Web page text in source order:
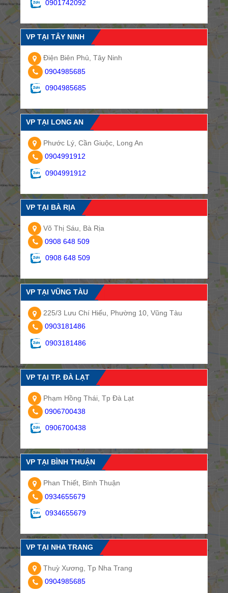
0901742092
VP TẠI TÂY NINH
Điện Biên Phủ, Tây Ninh
0904985685
0904985685
VP TẠI LONG AN
Phước Lý, Cần Giuộc, Long An
0904991912
0904991912
VP TẠI BÀ RỊA
Võ Thị Sáu, Bà Rịa
0908 648 509
0908 648 509
VP TẠI VŨNG TÀU
225/3 Lưu Chí Hiếu, Phường 10, Vũng Tàu
0903181486
0903181486
VP TẠI TP. ĐÀ LẠT
Phạm Hồng Thái, Tp Đà Lạt
0906700438
0906700438
VP TẠI BÌNH THUẬN
Phan Thiết, Bình Thuận
0934655679
0934655679
VP TẠI NHA TRANG
Thuỳ Xương, Tp Nha Trang
0904985685